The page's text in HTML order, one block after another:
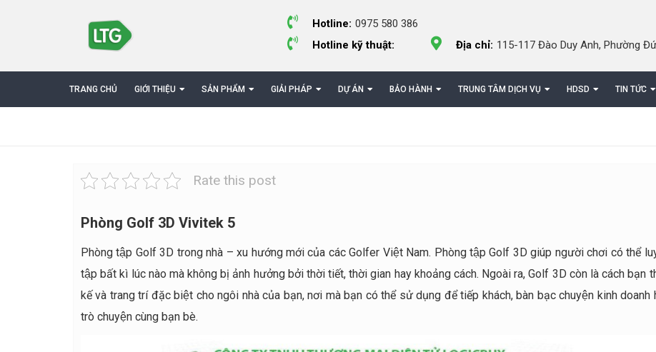
Hotline: 0975 580 386
Hotline kỹ thuật:
Địa chỉ: 115-117 Đào Duy Anh, Phường
TRANG CHỦ GIỚI THIỆU SẢN PHẨM GIẢI PHÁP DỰ ÁN BẢO HÀNH TRUNG TÂM DỊCH VỤ HDSD TIN TỨC
Rate this post
Phòng Golf 3D Vivitek 5
Phòng tập Golf 3D trong nhà – xu hướng mới của các Golfer Việt Nam. Phòng tập Golf 3D giúp người chơi có thể
tập bất kì lúc nào mà không bị ảnh hưởng bởi thời tiết, thời gian hay khoảng cách. Ngoài ra, Golf 3D còn là cách bạn
kế và trang trí đặc biệt cho ngôi nhà của bạn, nơi mà bạn có thể sử dụng để tiếp khách, bàn bạc chuyện kinh doanh
trò chuyện cùng bạn bè.